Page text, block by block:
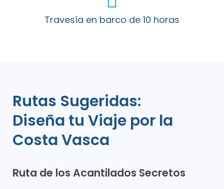
Travesía en barco de 10 horas
Rutas Sugeridas:
Diseña tu Viaje por la
Costa Vasca
Ruta de los Acantilados Secretos